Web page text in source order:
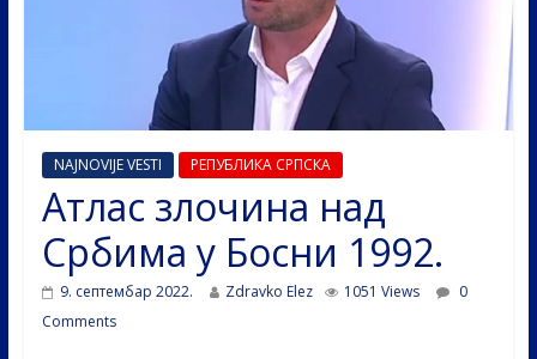
NAJNOVIJE VESTI РЕПУБЛИКА СРПСКА
Атлас злочина над
Србима у Босни 1992.
9. септембар 2022. Zdravko Elez 1051 Views
0
Comments